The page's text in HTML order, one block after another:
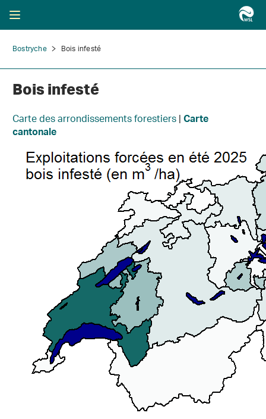
Bostryche Bois infesté
Bois infesté
Carte des arrondissements forestiers|Carte
cantonale